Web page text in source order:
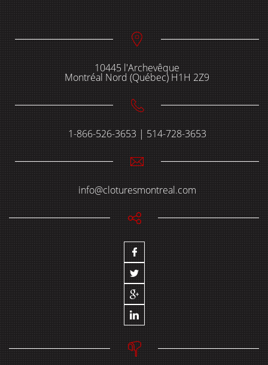
10445 l'Archevêque
Montréal Nord (Québec) H1H 2Z9
1-866-526-3653 | 514-728-3653
info@cloturesmontreal.com